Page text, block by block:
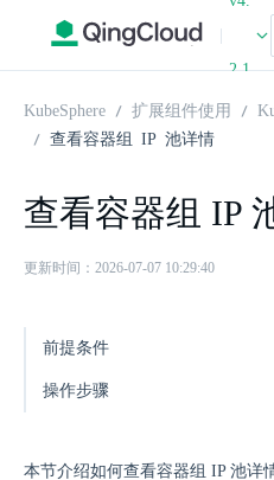
|
2.1
KubeSphere 扩展组件使用
查看容器组 IP 池详情
查看容器组 IP
更新时间：2026-07-07 10:29:40
前提条件
操作步骤
本节介绍如何查看容器组 IP 池详